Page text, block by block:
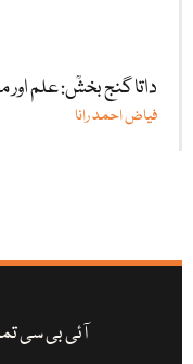
داتا گنج بخشؒ: علم اور
فیاض احمد رانا
آئی بی سی